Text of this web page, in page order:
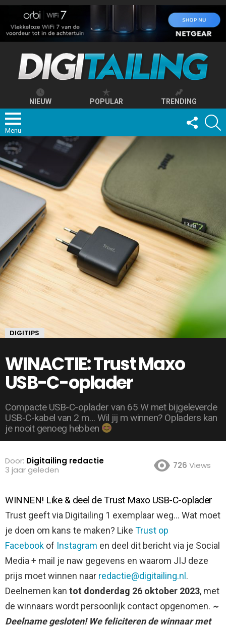
NIEUW POPULAR TRENDING
Menu
FOLLOW
US
DIGITIPS
WINACTIE: Trust Maxo
USB-C-oplader
Compacte USB-C-oplader van 65 W met bijgeleverde
USB-C-kabel van 2 m… Wil jij m winnen? Opladers kan
je nooit genoeg hebben
Door: Digitailing redactie
3 jaar geleden
726 Views
WINNEN! Like & deel de Trust Maxo USB-C-oplader
Trust geeft via Digitailing 1 exemplaar weg… Wat moet
je doen om kans te maken? Like Trust op
Facebook of Instagram en deel dit bericht via je Social
Media + mail je naw gegevens en waarom JIJ deze
prijs moet winnen naar redactie@digitailing.nl.
Deelnemen kan tot donderdag 26 oktober 2023, met
de winnaars wordt persoonlijk contact opgenomen. ~
Deelname gesloten! We feliciteren de winnaar met